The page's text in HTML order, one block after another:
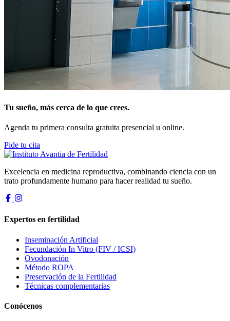
Tu sueño, más cerca de lo que crees.
Agenda tu primera consulta gratuita presencial u online.
Pide tu cita
Excelencia en medicina reproductiva, combinando ciencia con un
trato profundamente humano para hacer realidad tu sueño.
Expertos en fertilidad
Inseminación Artificial
Fecundación In Vitro (FIV / ICSI)
Ovodonación
Método ROPA
Preservación de la Fertilidad
Técnicas complementarias
Conócenos